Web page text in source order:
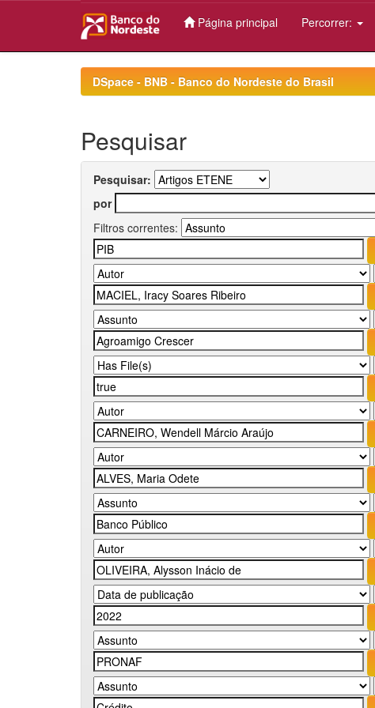
Página principal Percorrer:
DSpace - BNB - Banco do Nordeste do Brasil
Pesquisar
Pesquisar:
por
Filtros correntes: